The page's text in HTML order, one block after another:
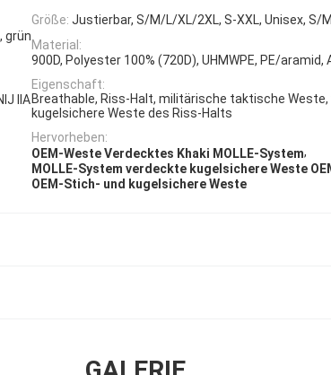
grün
Größe: Justierbar, S/M/L/XL/2XL, S-XXL, Unisex, S/
Material:
900D, Polyester 100% (720D), UHMWPE, PE/aramid,
IIA
Eigenschaft:
Breathable, Riss-Halt, militärische taktische
kugelsichere Weste des Riss-Halts
Hervorheben:
OEM-Weste Verdecktes Khaki MOLLE-System,
MOLLE-System verdeckte kugelsichere Weste
OEM-Stich- und kugelsichere Weste